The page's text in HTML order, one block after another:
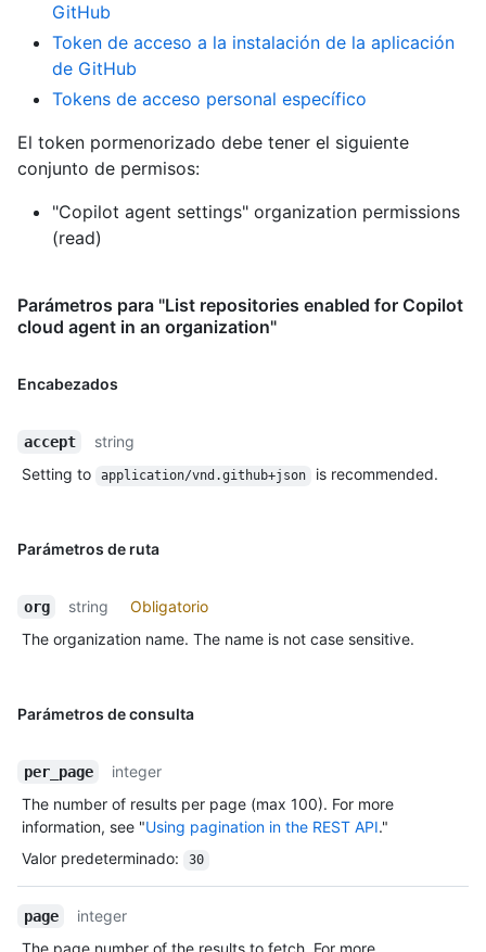
GitHub
Token de acceso a la instalación de la aplicación
de GitHub
Tokens de acceso personal específico
El token pormenorizado debe tener el siguiente
conjunto de permisos:
"Copilot agent settings" organization permissions
(read)
Parámetros para "List repositories enabled for Copilot
cloud agent in an organization"
Encabezados
accept
string
Setting to
application/vnd.github+json is recommended.
Parámetros de ruta
org string
Obligatorio
The organization name. The name is not case sensitive.
Parámetros de consulta
per_page
integer
The number of results per page (max 100). For more
information, see "Using pagination in the REST API."
Valor predeterminado: 30
page
integer